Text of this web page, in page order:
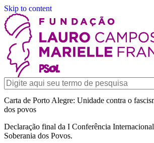
Skip to content
Carta de Porto Alegre: Unidade contra o
dos povos
Declaração final da I Conferência
Soberania dos Povos.